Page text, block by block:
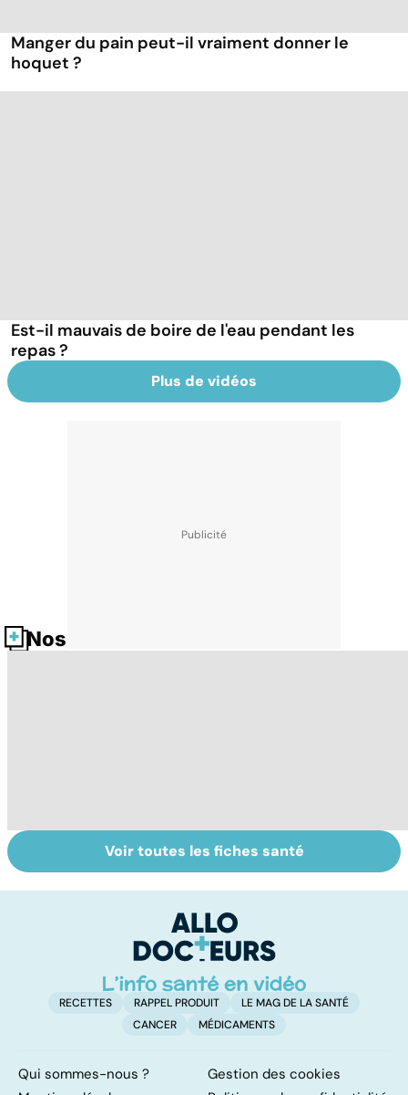
Manger du pain peut-il vraiment donner le
hoquet ?
Est-il mauvais de boire de l'eau pendant les
repas ?
Plus de vidéos
Nos fiches santé
Comment
faciliter la
Acidité, brûlures,
crampes... quand
mal
Voir toutes les fiches santé
RECETTES RAPPEL PRODUIT
LE MAG DE LA SANTÉ
CANCER
MÉDICAMENTS
Qui sommes-nous ?
Gestion des cookies